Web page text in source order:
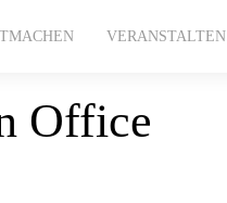
VERANSTALTEN
Office